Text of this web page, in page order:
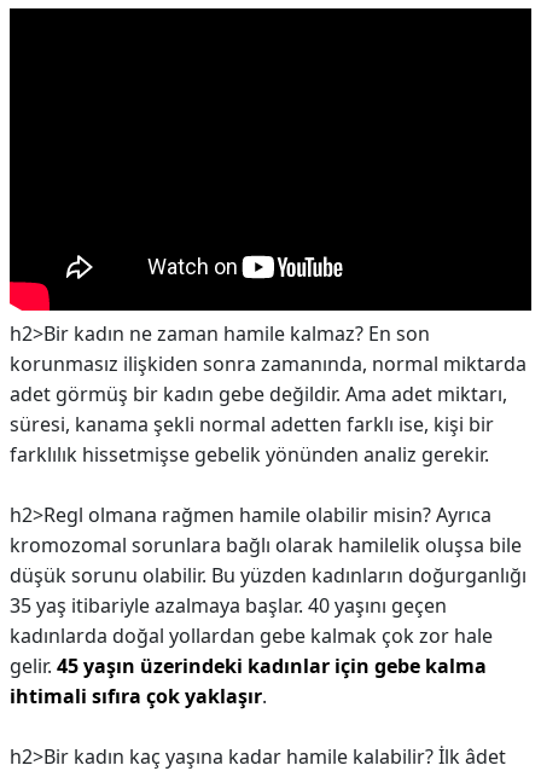
h2>Bir kadın ne zaman hamile kalmaz? En son
korunmasız ilişkiden sonra zamanında, normal miktarda
adet görmüş bir kadın gebe değildir. Ama adet miktarı,
süresi, kanama şekli normal adetten farklı ise, kişi bir
farklılık hissetmişse gebelik yönünden analiz gerekir.
h2>Regl olmana rağmen hamile olabilir misin?Ayrıca
kromozomal sorunlara bağlı olarak hamilelik oluşsa bile
düşük sorunu olabilir. Bu yüzden kadınların doğurganlığı
35 yaş itibariyle azalmaya başlar. 40 yaşını geçen
kadınlarda doğal yollardan gebe kalmak çok zor hale
gelir. 45 yaşın üzerindeki kadınlar için gebe kalma
ihtimali sıfıra çok yaklaşır.
h2>Bir kadın kaç yaşına kadar hamile kalabilir?İlk âdet